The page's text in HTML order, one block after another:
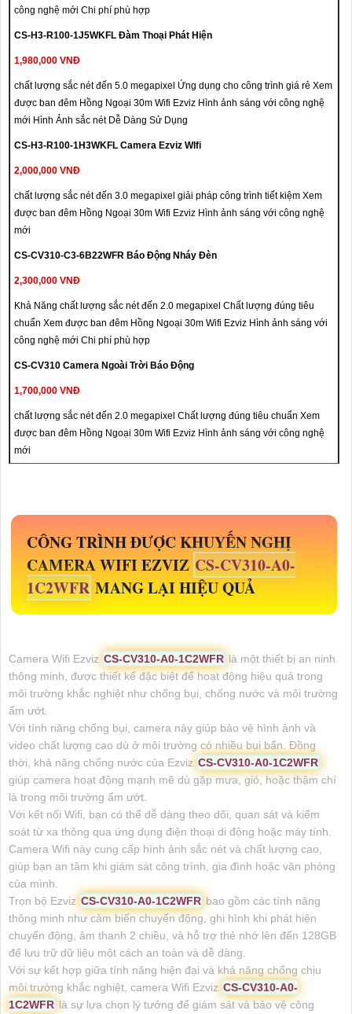
công nghệ mới Chi phí phù hợp
CS-H3-R100-1J5WKFL Đàm Thoại Phát Hiện
1,980,000 VNĐ
chất lượng sắc nét đến 5.0 megapixel Ứng dụng cho công trình giá rẻ Xem
được ban đêm Hồng Ngoại 30m Wifi Ezviz Hình ảnh sáng với công nghệ
mới Hình Ảnh sắc nét Dễ Dàng Sử Dụng
CS-H3-R100-1H3WKFL Camera Ezviz WIfi
2,000,000 VNĐ
chất lượng sắc nét đến 3.0 megapixel giải pháp công trình tiết kiệm Xem
được ban đêm Hồng Ngoại 30m Wifi Ezviz Hình ảnh sáng với công nghệ
mới
CS-CV310-C3-6B22WFR Báo Động Nháy Đèn
2,300,000 VNĐ
Khả Năng chất lượng sắc nét đến 2.0 megapixel Chất lượng đúng tiêu
chuẩn Xem được ban đêm Hồng Ngoại 30m Wifi Ezviz Hình ảnh sáng với
công nghệ mới Chi phí phù hợp
CS-CV310 Camera Ngoài Trời Báo Động
1,700,000 VNĐ
chất lượng sắc nét đến 2.0 megapixel Chất lượng đúng tiêu chuẩn Xem
được ban đêm Hồng Ngoại 30m Wifi Ezviz Hình ảnh sáng với công nghệ
mới
CÔNG TRÌNH ĐƯỢC KHUYẾN NGHỊ
CAMERA WIFI EZVIZ CS-CV310-A0-
1C2WFR MANG LẠI HIỆU QUẢ
Camera Wifi Ezviz CS-CV310-A0-1C2WFR là một thiết bị an ninh
thông minh, được thiết kế đặc biệt để hoạt động hiệu quả trong
môi trường khắc nghiệt như chống bụi, chống nước và môi trường
ẩm ướt.
Với tính năng chống bụi, camera này giúp bảo vệ hình ảnh và
video chất lượng cao dù ở môi trường có nhiều bụi bẩn. Đồng
thời, khả năng chống nước của Ezviz CS-CV310-A0-1C2WFR
giúp camera hoạt động mạnh mẽ dù gặp mưa, gió, hoặc thậm chí
là trong môi trường ẩm ướt.
Với kết nối Wifi, bạn có thể dễ dàng theo dõi, quan sát và kiểm
soát từ xa thông qua ứng dụng điện thoại di động hoặc máy tính.
Camera Wifi này cung cấp hình ảnh sắc nét và chất lượng cao,
giúp bạn an tâm khi giám sát công trình, gia đình hoặc văn phòng
của mình.
Trọn bộ Ezviz CS-CV310-A0-1C2WFR bao gồm các tính năng
thông minh như cảm biến chuyển động, ghi hình khi phát hiện
chuyển động, âm thanh 2 chiều, và hỗ trợ thẻ nhớ lên đến 128GB
để lưu trữ dữ liệu một cách an toàn và dễ dàng.
Với sự kết hợp giữa tính năng hiện đại và khả năng chống chịu
môi trường khắc nghiệt, camera Wifi Ezviz CS-CV310-A0-
1C2WFR là sự lựa chọn lý tưởng để giám sát và bảo vệ công